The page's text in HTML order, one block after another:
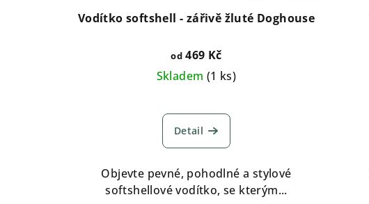
Vodítko softshell - zářivě žluté Doghouse
od469 Kč
Skladem (1 ks)
Detail
Objevte pevné, pohodlné a stylové
softshellové vodítko, se kterým...